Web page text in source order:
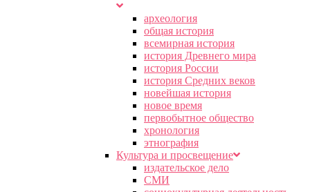
археология
общая история
всемирная история
история Древнего мира
история России
история Средних веков
новейшая история
новое время
первобытное общество
хронология
этнография
Культура и просвещение
издательское дело
СМИ